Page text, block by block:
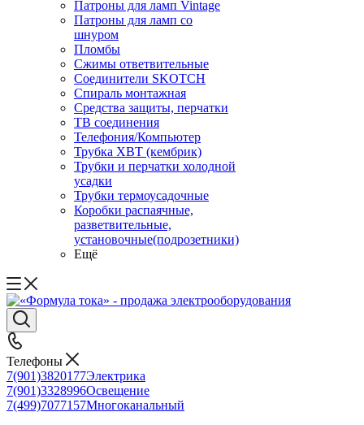
Патроны для ламп Vintage
Патроны для ламп со
шнуром
Пломбы
Сжимы ответвительные
Соединители SKOTCH
Спираль монтажная
Средства защиты, перчатки
ТВ соединения
Телефония/Компьютер
Трубка ХВТ (кембрик)
Трубки и перчатки холодной
усадки
Трубки термоусадочные
Коробки распаячные,
разветвительные,
установочные(подрозетники)
Ещё
Телефоны
7(901)3820177Электрика
7(901)3328996Освещение
7(499)7077157Многоканальный